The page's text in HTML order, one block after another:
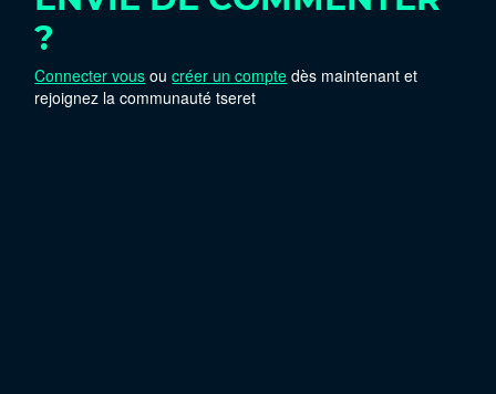
?
Connecter vous oucréer un compte dès maintenant et
rejoignez la communauté tseret